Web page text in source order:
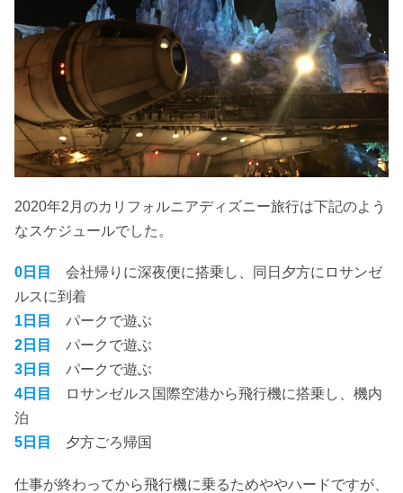
2020年2月のカリフォルニアディズニー旅行は下記のよう
なスケジュールでした。
0日目
会社帰りに深夜便に搭乗し、同日夕方にロサンゼ
ルスに到着
1日目
パークで遊ぶ
2日目
パークで遊ぶ
3日目
パークで遊ぶ
4日目
ロサンゼルス国際空港から飛行機に搭乗し、機内
泊
5日目
夕方ごろ帰国
仕事が終わってから飛行機に乗るためややハードですが、